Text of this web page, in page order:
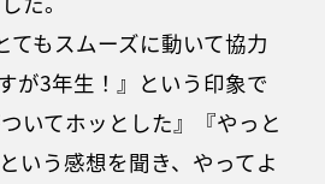
てもスムーズに動いて協力
が3年生！』という印象で
いてホッとした』『やっと
いう感想を聞き、やってよ